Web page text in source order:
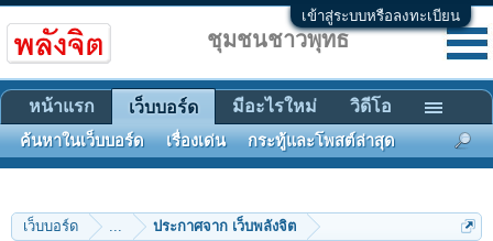
เข้าสู่ระบบหรือลงทะเบียน
เว็บบอร์ด ... ประกาศจาก เว็บพลังจิต
ชุมชนชาวพุทธ
หน้าแรก เว็บบอร์ด
ค้นหาในเว็บบอร์ด เรื่องเด่น กระทู้และโพสต์ล่าสุด
มีอะไรใหม่ วิดีโอ